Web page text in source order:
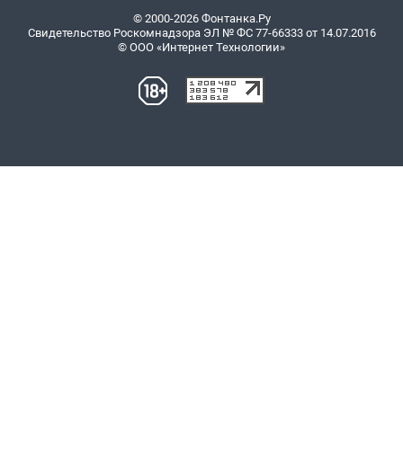
© 2000-2026 Фонтанка.Ру
Свидетельство Роскомнадзора ЭЛ № ФС 77-66333 от 14.07.2016
© ООО «Интернет Технологии»